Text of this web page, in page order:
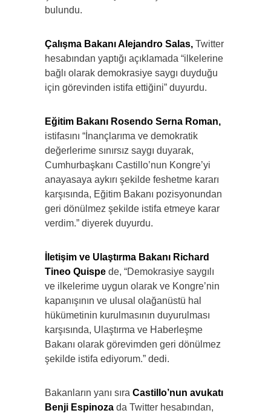
bulundu.
Çalışma Bakanı Alejandro Salas, Twitter
hesabından yaptığı açıklamada “ilkelerine
bağlı olarak demokrasiye saygı duyduğu
için görevinden istifa ettiğini” duyurdu.
Eğitim Bakanı Rosendo Serna Roman,
istifasını “İnançlarıma ve demokratik
değerlerime sınırsız saygı duyarak,
Cumhurbaşkanı Castillo’nun Kongre’yi
anayasaya aykırı şekilde feshetme kararı
karşısında, Eğitim Bakanı pozisyonundan
geri dönülmez şekilde istifa etmeye karar
verdim.” diyerek duyurdu.
İletişim ve Ulaştırma Bakanı Richard
Tineo Quispe de, “Demokrasiye saygılı
ve ilkelerime uygun olarak ve Kongre’nin
kapanışının ve ulusal olağanüstü hal
hükümetinin kurulmasının duyurulması
karşısında, Ulaştırma ve Haberleşme
Bakanı olarak görevimden geri dönülmez
şekilde istifa ediyorum.” dedi.
Bakanların yanı sıra Castillo’nun avukatı
Benji Espinoza da Twitter hesabından,